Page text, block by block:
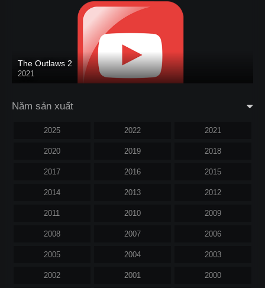
The Outlaws 2
2021
Năm sản xuất
2025 2022 2021
2020 2019 2018
2017 2016 2015
2014 2013 2012
2011 2010 2009
2008 2007 2006
2005 2004 2003
2002 2001 2000